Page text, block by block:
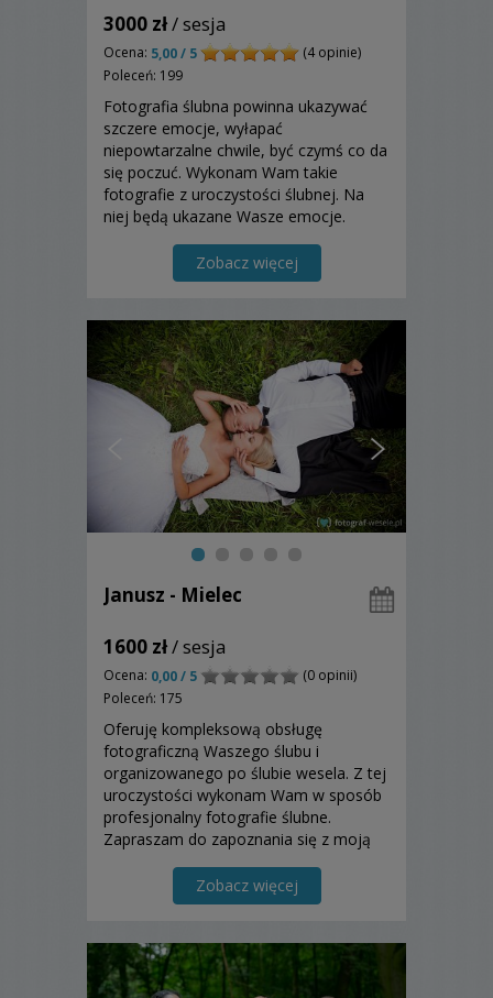
3000 zł/ sesja
Ocena: 5,00 / 5
(4 opinie)
Poleceń: 199
Fotografia ślubna powinna ukazywać
szczere emocje, wyłapać
niepowtarzalne chwile, być czymś co da
się poczuć. Wykonam Wam takie
fotografie z uroczystości ślubnej. Na
niej będą ukazane Wasze emocje.
Zobacz więcej
Janusz - Mielec
1600 zł/ sesja
Ocena: 0,00 / 5
(0 opinii)
Poleceń: 175
Oferuję kompleksową obsługę
fotograficzną Waszego ślubu i
organizowanego po ślubie wesela. Z tej
uroczystości wykonam Wam w sposób
profesjonalny fotografie ślubne.
Zapraszam do zapoznania się z moją
Zobacz więcej